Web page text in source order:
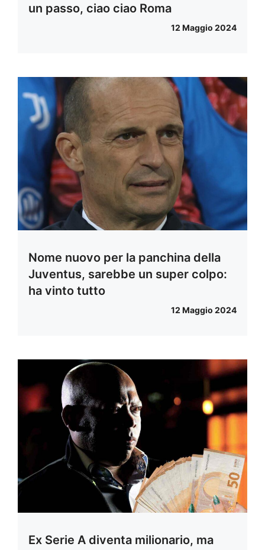
un passo, ciao ciao Roma
12 Maggio 2024
Nome nuovo per la panchina della
Juventus, sarebbe un super colpo:
ha vinto tutto
12 Maggio 2024
Ex Serie A diventa milionario, ma